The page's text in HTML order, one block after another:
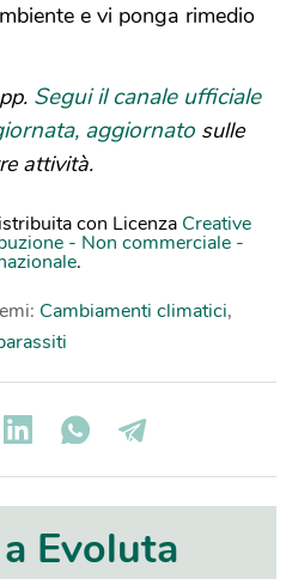
e vi ponga rimedio
Segui il canale ufficiale
aggiornato sulle
attività.
con Licenza Creative
- Non commerciale -
.
Cambiamenti climatici,
Evoluta